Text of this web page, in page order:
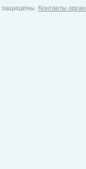
защищены. Контакты